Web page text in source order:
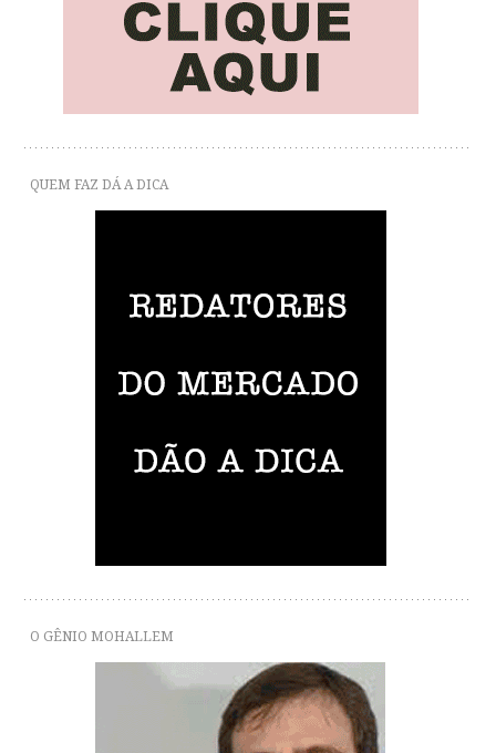
QUEM FAZ DÁ A DICA
O GÊNIO MOHALLEM